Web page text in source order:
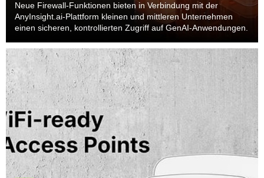
Neue Firewall-Funktionen bieten in Verbindung mit der
AnyInsight.ai-Plattform kleinen und mittleren Unternehmen
einen sicheren, kontrollierten Zugriff auf GenAI-Anwendungen.